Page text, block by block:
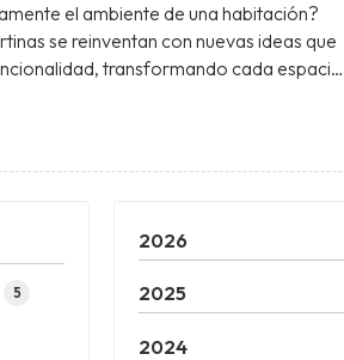
5
el ambiente de una habitación?
se reinventan con nuevas ideas que
transformando cada espacio
Tui, como expertos en la
de cortinas en Vigo, queremos
cómo estos diseños pueden darle un
2026
2025
2024